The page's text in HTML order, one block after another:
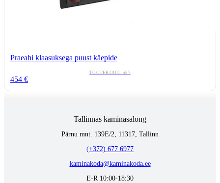
Praeahi klaasuksega puust käepide
TOOTEKOOD:587
454 €
Tallinnas kaminasalong
Pärnu mnt. 139E/2, 11317, Tallinn
(+372) 677 6977
kaminakoda@kaminakoda.ee
E-R 10:00-18:30